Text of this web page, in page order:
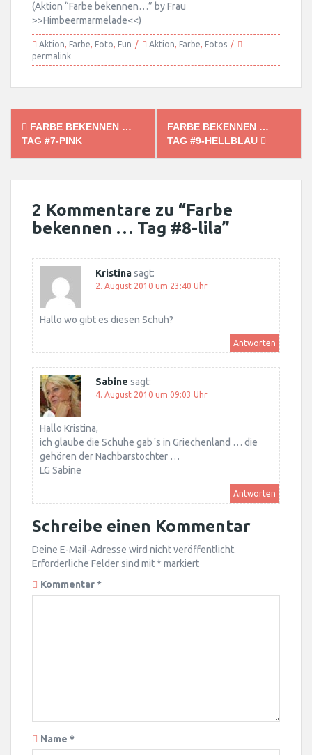
(Aktion “Farbe bekennen…” by Frau
>>Himbeermarmelade<<)
Aktion, Farbe, Foto, Fun Aktion, Farbe, Fotos
permalink
Post
navigation
FARBE BEKENNEN …
TAG #7-PINK
FARBE BEKENNEN …
TAG #9-HELLBLAU
2 Kommentare zu “Farbe
bekennen … Tag #8-lila”
Kristinasagt:
2. August 2010 um 23:40 Uhr
Hallo wo gibt es diesen Schuh?
Antworten
Sabine sagt:
4. August 2010 um 09:03 Uhr
Hallo Kristina,
ich glaube die Schuhe gab´s in Griechenland … die
gehören der Nachbarstochter …
LG Sabine
Antworten
Schreibe einen Kommentar
Deine E-Mail-Adresse wird nicht veröffentlicht.
Erforderliche Felder sind mit* markiert
Kommentar*
Name *